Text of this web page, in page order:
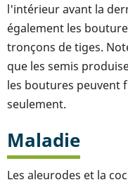
l'intérieur avant la
également les
tronçons de tiges.
que les semis
les boutures peuvent
seulement.
Maladie
Les aleurodes et la